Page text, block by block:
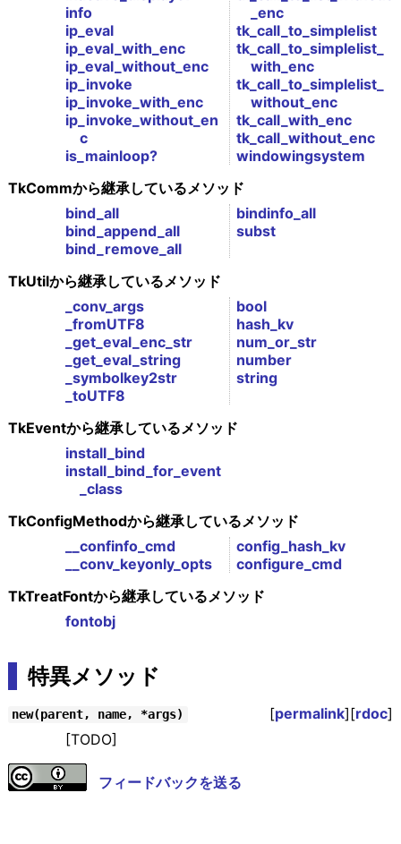
info
ip_eval
ip_eval_with_enc
ip_eval_without_enc
ip_invoke
ip_invoke_with_enc
ip_invoke_without_en
c
is_mainloop?
_enc
tk_call_to_simplelist
tk_call_to_simplelist_
with_enc
tk_call_to_simplelist_
without_enc
tk_call_with_enc
tk_call_without_enc
windowingsystem
TkCommから継承しているメソッド
bind_all
bind_append_all
bind_remove_all
bindinfo_all
subst
TkUtilから継承しているメソッド
_conv_args
_fromUTF8
_get_eval_enc_str
_get_eval_string
_symbolkey2str
_toUTF8
bool
hash_kv
num_or_str
number
string
TkEventから継承しているメソッド
install_bind
install_bind_for_event
_class
TkConfigMethodから継承しているメソッド
__confinfo_cmd
__conv_keyonly_opts
config_hash_kv
configure_cmd
TkTreatFontから継承しているメソッド
fontobj
特異メソッド
new(parent, name, *args) [permalink][rdoc]
[TODO]
フィードバックを送る